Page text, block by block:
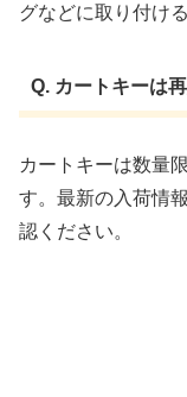
グなどに取り付け
Q. カートキーは
カートキーは数量
す。最新の入荷情
認ください。